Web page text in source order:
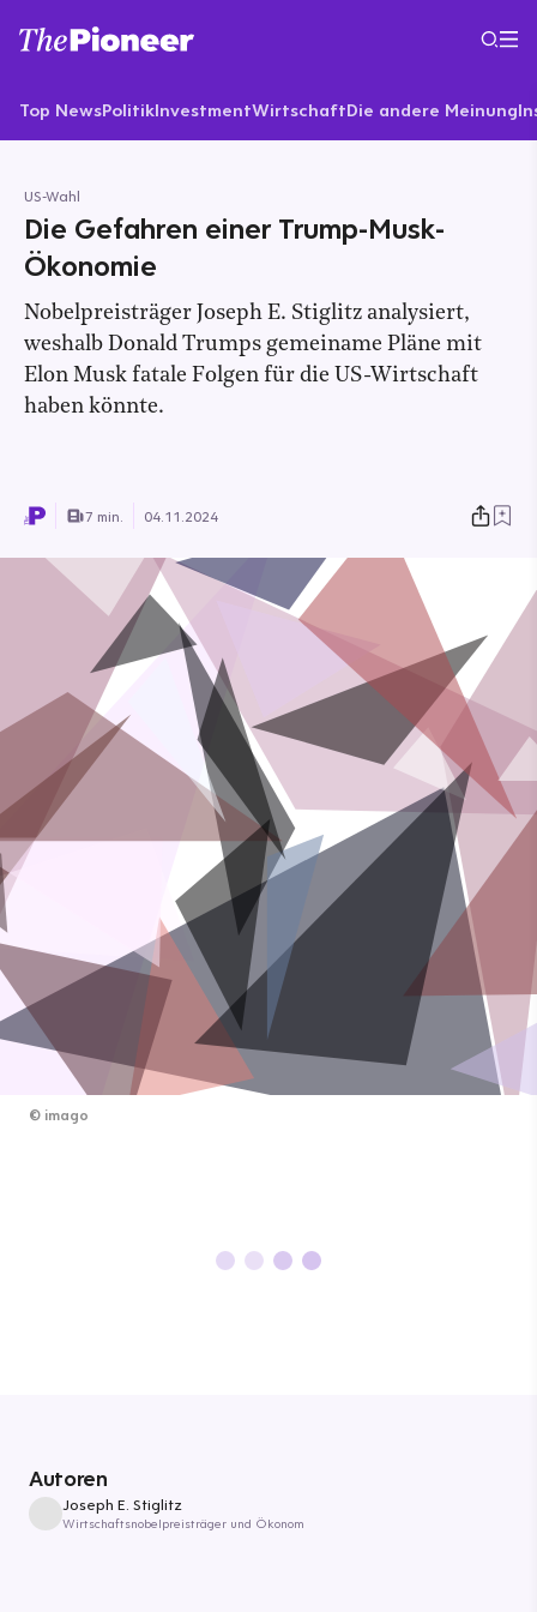
Top NewsPolitikInvestmentWirtschaftDie andere Meinung
US-Wahl
Die Gefahren einer Trump-Musk-
Ökonomie
Nobelpreisträger Joseph E. Stiglitz analysiert,
weshalb Donald Trumps gemeiname Pläne mit
Elon Musk fatale Folgen für die US-Wirtschaft
haben könnte.
7 min. 04.11.2024
© imago
Autoren
Joseph E. Stiglitz
Wirtschaftsnobelpreisträger und Ökonom